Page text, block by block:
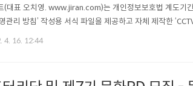
(대표 오치영. www.jiran.com)는 개인정보보호법 계도기
관리 방침’ 작성용 서식 파일을 제공하고 자체 제작한
고 16일 밝혔다. 개인정보보호법 제25조 영상정보처리기
4. 16. 12:44